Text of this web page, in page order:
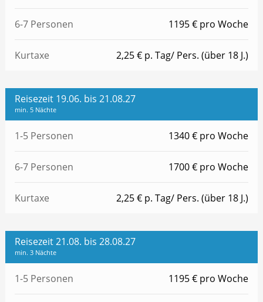
6-7 Personen 1195 € pro Woche
Kurtaxe 2,25 € p. Tag/ Pers. (über 18 J.)
Reisezeit 19.06. bis 21.08.27
min. 5 Nächte
1-5 Personen 1340 € pro Woche
6-7 Personen 1700 € pro Woche
Kurtaxe 2,25 € p. Tag/ Pers. (über 18 J.)
Reisezeit 21.08. bis 28.08.27
min. 3 Nächte
1-5 Personen 1195 € pro Woche